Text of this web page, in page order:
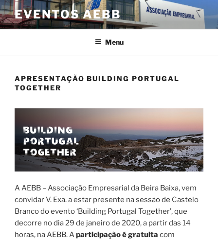
Saltar
para
o
EVENTOS AEBB
Menu
APRESENTAÇÃO BUILDING PORTUGAL
TOGETHER
A AEBB – Associação Empresarial da Beira Baixa, vem
convidar V. Exa. a estar presente na sessão de Castelo
Branco do evento ‘Building Portugal Together’, que
decorre no dia 29 de janeiro de 2020, a partir das 14
horas, na AEBB. Aparticipação é gratuita com